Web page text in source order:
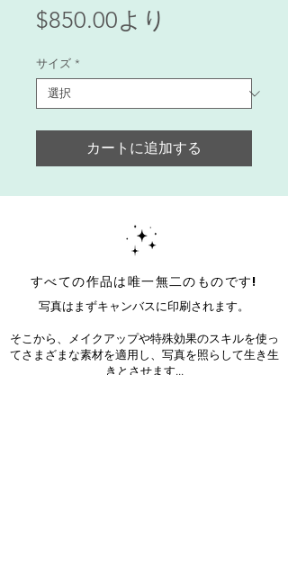
$850.00より
ル
価
格
サイズ *
カートに追加する
すべての作品は唯一無二のものです!
写真はまずキャンバスに印刷されます。
そこから、メイクアップや特殊効果のスキルを使っ
てさまざまな素材を適用し、写真を照らして生き生
きとさせます...